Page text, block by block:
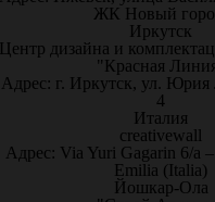
ЖК Новый
Иркутск
дизайна и
"Красная
Адрес: г. Иркутск, ул. Юрия
4
Италия
creativewall
Адрес: Via Yuri Gagarin 6/a
Emilia (Italia)
Йошкар-Ола